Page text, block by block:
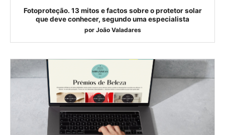
Fotoproteção. 13 mitos e factos sobre o protetor solar
que deve conhecer, segundo uma especialista
por João Valadares